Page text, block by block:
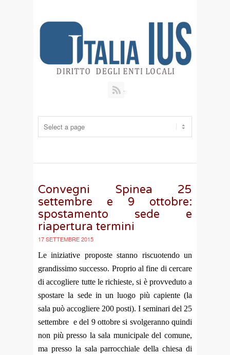
Convegni Spinea 25
settembre e 9 ottobre:
spostamento sede e
riapertura termini
17 SETTEMBRE 2015
Le iniziative proposte stanno riscuotendo un
grandissimo successo. Proprio al fine di cercare
di accogliere tutte le richieste, si è provveduto a
spostare la sede in un luogo più capiente (la
sala può accogliere 200 posti). I seminari del 25
settembre e del 9 ottobre si svolgeranno quindi
non più presso la sala municipale del comune,
ma presso la sala parrocchiale della chiesa di